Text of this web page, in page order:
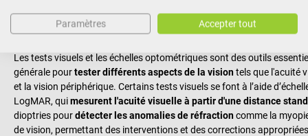
Tests pour examen visuel & échelles
Les tests visuels et les échelles optométriques sont des outils
générale pourtester différents aspects de la visiontels que l'acuité
et la vision périphérique. Certains tests visuels se font à l’aide
LogMAR, quimesurent l'acuité visuelle à partir d'une distance
dioptries pourdétecter les anomalies de réfractioncomme la
de vision, permettant des interventions et des corrections
Paramètres Accepter tout